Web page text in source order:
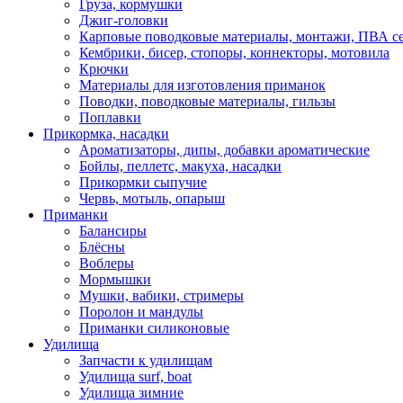
Груза, кормушки
Джиг-головки
Карповые поводковые материалы, монтажи, ПВА
Кембрики, бисер, стопоры, коннекторы, мотовила
Крючки
Материалы для изготовления приманок
Поводки, поводковые материалы, гильзы
Поплавки
Прикормка, насадки
Ароматизаторы, дипы, добавки ароматические
Бойлы, пеллетс, макуха, насадки
Прикормки сыпучие
Червь, мотыль, опарыш
Приманки
Балансиры
Блёсны
Воблеры
Мормышки
Мушки, вабики, стримеры
Поролон и мандулы
Приманки силиконовые
Удилища
Запчасти к удилищам
Удилища surf, boat
Удилища зимние